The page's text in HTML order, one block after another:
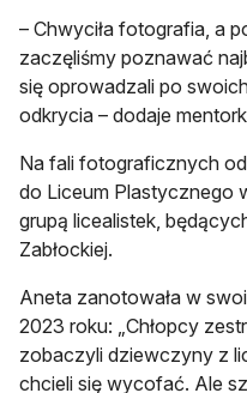
– Chwyciła fotografia, a
zaczęliśmy poznawać
się oprowadzali po
odkrycia – dodaje
Na fali fotograficznych
do Liceum Plastycznego
grupą licealistek,
Zabłockiej.
Aneta zanotowała w
2023 roku: „Chłopcy
zobaczyli dziewczyny z
chcieli się wycofać. Ale